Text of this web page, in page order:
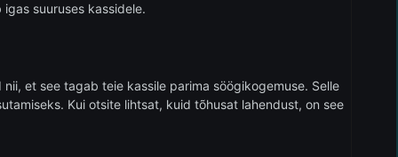
suuruses kassidele.
et see tagab teie kassile parima söögikogemuse. Selle
Kui otsite lihtsat, kuid tõhusat lahendust, on see